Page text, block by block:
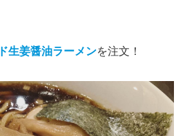
ド生姜醤油ラーメンを注文！